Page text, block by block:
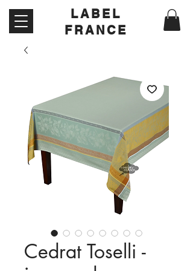
LABEL
FRANCE
Cedrat Toselli -